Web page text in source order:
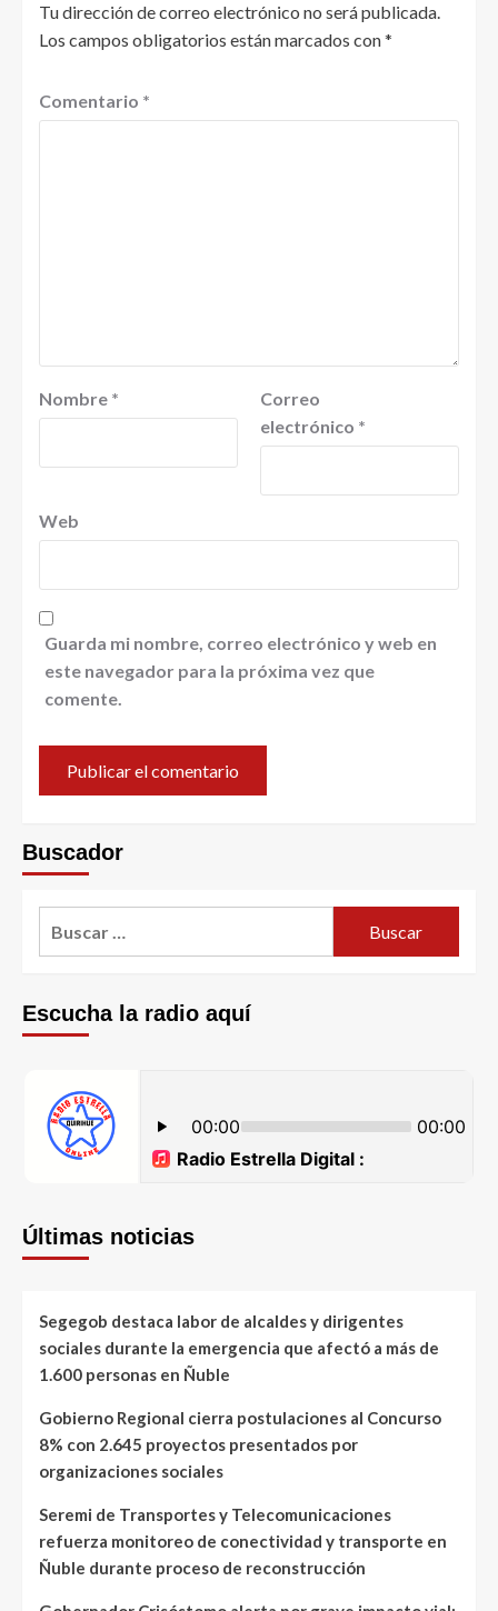
Tu dirección de correo electrónico no será publicada.
Los campos obligatorios están marcados con*
Comentario *
Nombre *
Correo
electrónico *
Web
Guarda mi nombre, correo electrónico y web en
este navegador para la próxima vez que
comente.
Buscador
Escucha la radio aquí
Últimas noticias
Segegob destaca labor de alcaldes y dirigentes
sociales durante la emergencia que afectó a más de
1.600 personas en Ñuble
Gobierno Regional cierra postulaciones al Concurso
8% con 2.645 proyectos presentados por
organizaciones sociales
Seremi de Transportes y Telecomunicaciones
refuerza monitoreo de conectividad y transporte en
Ñuble durante proceso de reconstrucción